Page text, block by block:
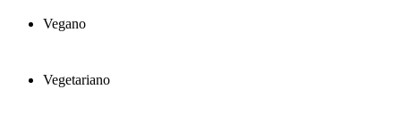
Vegano
Vegetariano